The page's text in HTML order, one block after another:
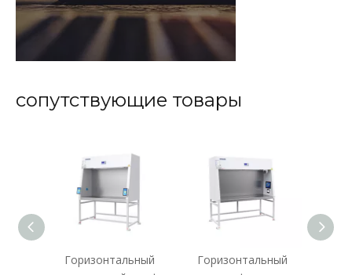
сопутствующие товары
Горизонтальный
Горизонтальный